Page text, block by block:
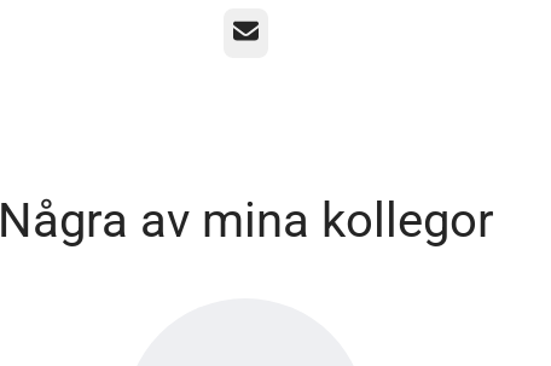
E-post
Några av mina kollegor